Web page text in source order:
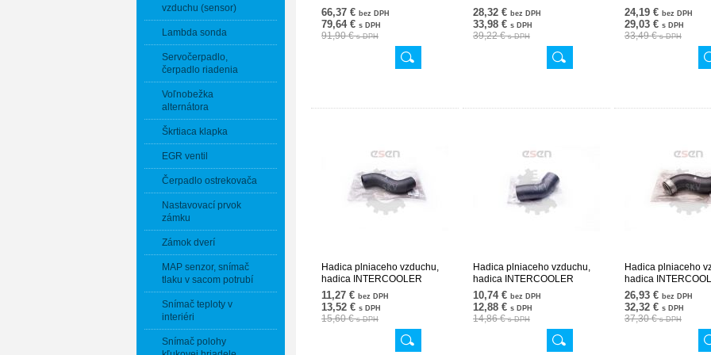
vzduchu (sensor)
Lambda sonda
Servočerpadlo,
čerpadlo riadenia
Voľnobežka
alternátora
Škrtiaca klapka
EGR ventil
Čerpadlo ostrekovača
Nastavovací prvok
zámku
Zámok dverí
MAP senzor, snímač
tlaku v sacom potrubí
Snímač teploty v
interiéri
Snímač polohy
2125280682 24SKV835
66,37 € bez DPH
79,64 € s DPH
91,90 €s DPH
6385281082 24SKV601
28,32 € bez DPH
33,98 € s DPH
39,22 €s DPH
6385281982
24,19 € bez DPH
29,03 € s DPH
33,49 €s DPH
Hadica plniaceho vzduchu,
hadica INTERCOOLER
6385282882 24SKV703
11,27 € bez DPH
13,52 € s DPH
15,60 €s DPH
Hadica plniaceho vzduchu,
hadica INTERCOOLER
6385282982 24SKV744
10,74 € bez DPH
12,88 € s DPH
14,86 €s DPH
Hadica plniaceho
hadica
6395280982
26,93 € bez DPH
32,32 € s DPH
37,30 €s DPH